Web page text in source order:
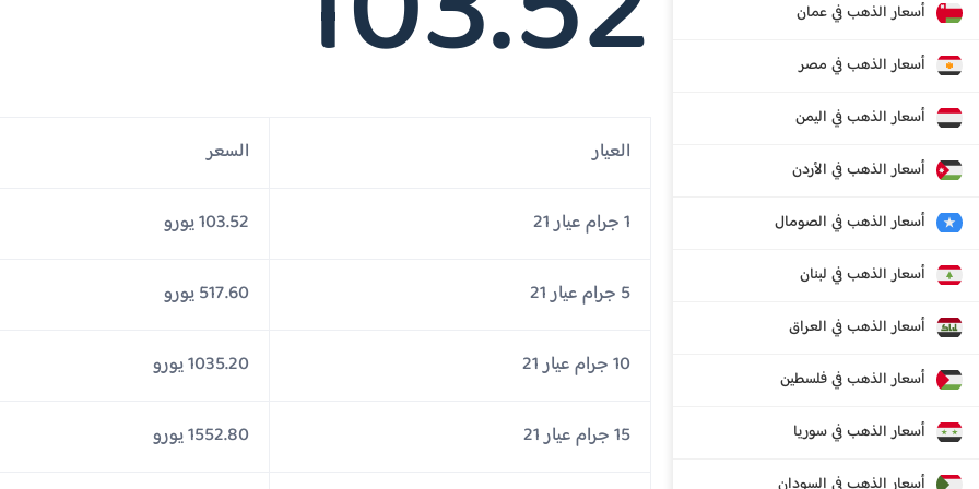
أسعار الذهب في عمان
أسعار الذهب في مصر
أسعار الذهب في اليمن
أسعار الذهب في الأردن
أسعار الذهب في الصومال
أسعار الذهب في لبنان
أسعار الذهب في العراق
أسعار الذهب في فلسطين
أسعار الذهب في سوريا
العيار السعر
1 جرام عيار 21 103.52 يورو
5 جرام عيار 21 517.60 يورو
10 جرام عيار 21 1035.20 يورو
15 جرام عيار 21 1552.80 يورو